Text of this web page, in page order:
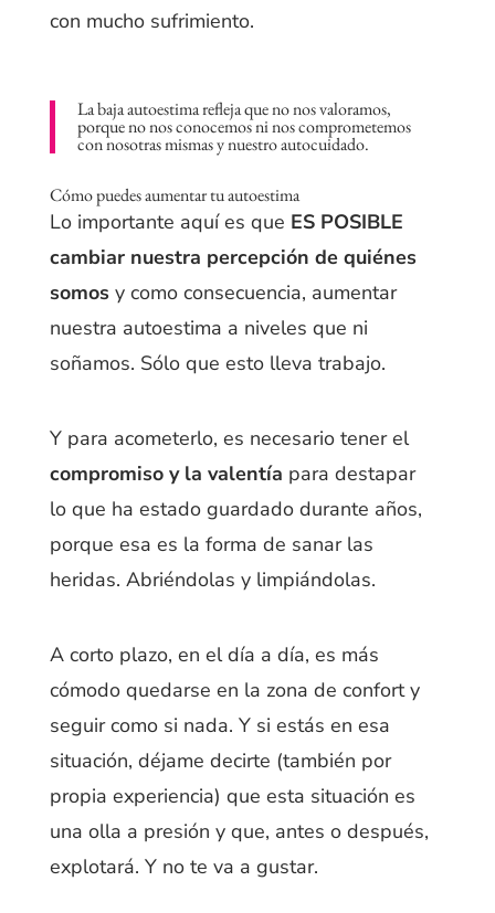
con mucho sufrimiento.
La baja autoestima refleja que no nos valoramos,
porque no nos conocemos ni nos comprometemos
con nosotras mismas y nuestro autocuidado.
Cómo puedes aumentar tu autoestima
Lo importante aquí es que ES POSIBLE
cambiar nuestra percepción de quiénes
somosy como consecuencia, aumentar
nuestra autoestima a niveles que ni
soñamos. Sólo que esto lleva trabajo.
Y para acometerlo, es necesario tener el
compromiso y la valentía para destapar
lo que ha estado guardado durante años,
porque esa es la forma de sanar las
heridas. Abriéndolas y limpiándolas.
A corto plazo, en el día a día, es más
cómodo quedarse en la zona de confort y
seguir como si nada. Y si estás en esa
situación, déjame decirte (también por
propia experiencia) que esta situación es
una olla a presión y que, antes o después,
explotará. Y no te va a gustar.